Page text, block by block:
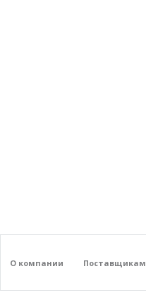
О компании Поставщикам